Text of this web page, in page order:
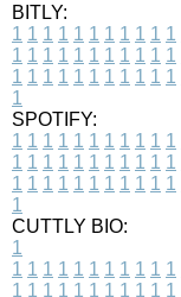
BITLY:
1 1 1 1 1 1 1 1 1 1 1
1 1 1 1 1 1 1 1 1 1 1
1 1 1 1 1 1 1 1 1 1 1
1
SPOTIFY:
1 1 1 1 1 1 1 1 1 1 1
1 1 1 1 1 1 1 1 1 1 1
1 1 1 1 1 1 1 1 1 1 1
1
CUTTLY BIO:
1
1 1 1 1 1 1 1 1 1 1 1
1 1 1 1 1 1 1 1 1 1 1